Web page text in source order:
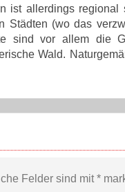
ist allerdings regional
(wo das
sind vor allem die
Wald.
Felder sind mit*